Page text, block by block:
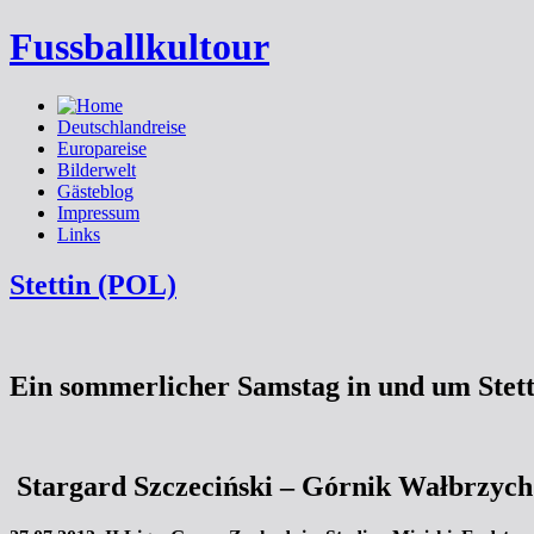
Fussballkultour
Deutschlandreise
Europareise
Bilderwelt
Gästeblog
Impressum
Links
Stettin (POL)
Ein sommerlicher Samstag in und um
Stargard Szczeciński– Górnik Wałbrzych